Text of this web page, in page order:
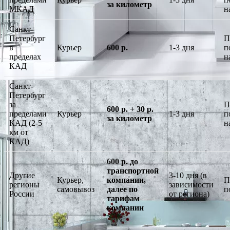
МКАД
за километр
Санкт-
Петербург
в
пределах
КАД
Курьер 600 р. 1-3 дня
Санкт-
Петербург
за
пределами
КАД (2-5
км от
КАД)
Курьер
600 р. + 30 р.
за километр
1-3 дня
Другие
регионы
России
Курьер,
самовывоз
600 р. до
транспортной
компании,
далее по
тарифам
компании
3-10 дня (в
зависимости
от региона)